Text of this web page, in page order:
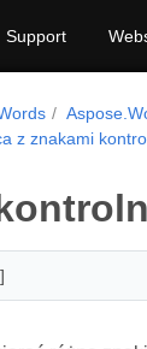
Support
z znakami
]